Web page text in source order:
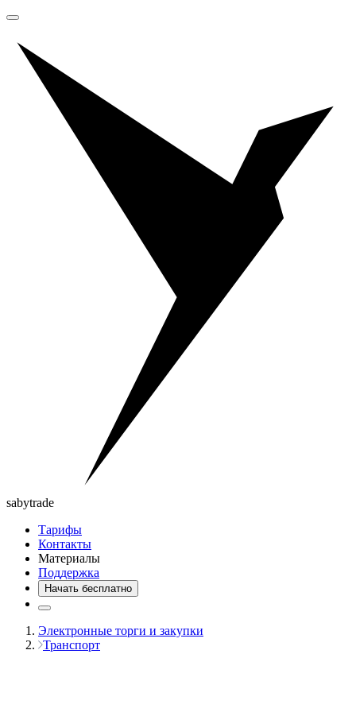
sabytrade
Тарифы
Контакты
Материалы
Поддержка
Начать бесплатно
Электронные торги и закупки
Транспорт